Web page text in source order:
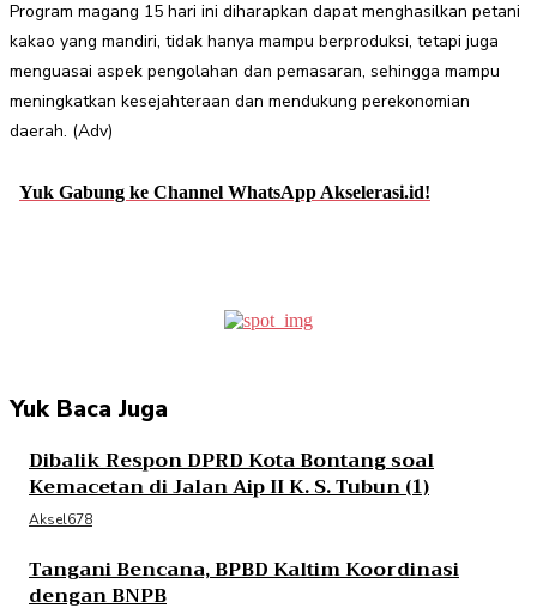
Program magang 15 hari ini diharapkan dapat menghasilkan petani
kakao yang mandiri, tidak hanya mampu berproduksi, tetapi juga
menguasai aspek pengolahan dan pemasaran, sehingga mampu
meningkatkan kesejahteraan dan mendukung perekonomian
daerah. (Adv)
Yuk Gabung ke Channel WhatsApp Akselerasi.id!
Yuk Baca Juga
Dibalik Respon DPRD Kota Bontang soal
Kemacetan di Jalan Aip II K. S. Tubun (1)
Aksel678
Tangani Bencana, BPBD Kaltim Koordinasi
dengan BNPB